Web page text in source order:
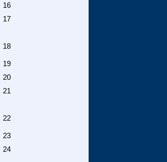
16
17
18
19
20
21
22
23
24